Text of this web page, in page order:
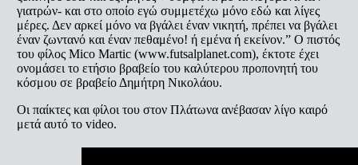
γιατρών- και στο οποίο εγώ συμμετέχω μόνο εδώ και λίγες
μέρες. Δεν αρκεί μόνο να βγάλει έναν νικητή, πρέπει να βγάλει
έναν ζωντανό και έναν πεθαμένο! ή εμένα ή εκείνον.” Ο πιστός
του φίλος Mico Martic (www.futsalplanet.com), έκτοτε έχει
ονομάσει το ετήσιο βραβείο του καλύτερου προπονητή του
κόσμου σε βραβείο Δημήτρη Νικολάου.
Οι παίκτες και φίλοι του στον Πλάτωνα ανέβασαν λίγο καιρό
μετά αυτό το video.